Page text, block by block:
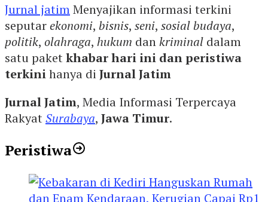
Jurnal jatimMenyajikan informasi terkini
seputarekonomi, bisnis, seni, sosial budaya,
politik, olahraga, hukum dankriminal dalam
satu paketkhabar hari ini dan peristiwa
terkinihanya di Jurnal Jatim
Jurnal Jatim, Media Informasi Terpercaya
RakyatSurabaya, Jawa Timur.
Peristiwa